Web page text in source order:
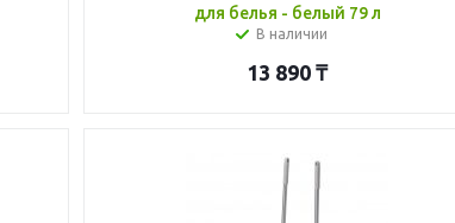
для белья - белый 79 л
В наличии
13 890 ₸